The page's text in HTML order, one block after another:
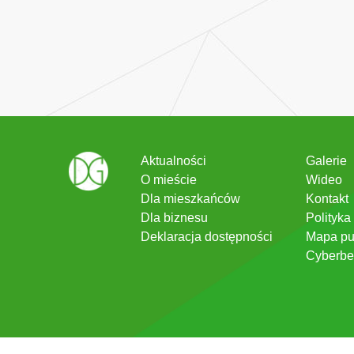
Aktualności
O mieście
Dla mieszkańców
Dla biznesu
Deklaracja dostępności
Galerie
Wideo
Kontakt
Mapa